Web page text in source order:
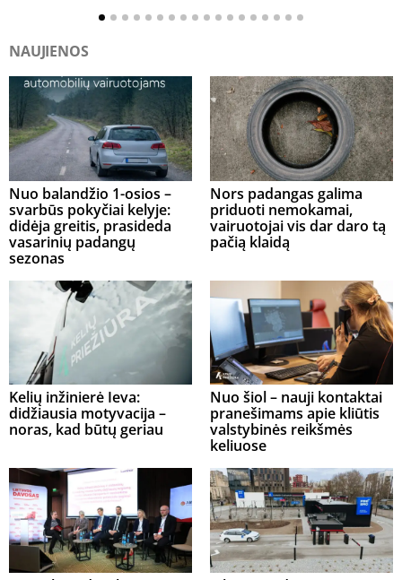
NAUJIENOS
Nuo balandžio 1-osios –
svarbūs pokyčiai kelyje:
didėja greitis, prasideda
vasarinių padangų
sezonas
Nors padangas galima
priduoti nemokamai,
vairuotojai vis dar daro tą
pačią klaidą
Kelių inžinierė Ieva:
didžiausia motyvacija –
noras, kad būtų geriau
Nuo šiol – nauji kontaktai
pranešimams apie kliūtis
valstybinės reikšmės
keliuose